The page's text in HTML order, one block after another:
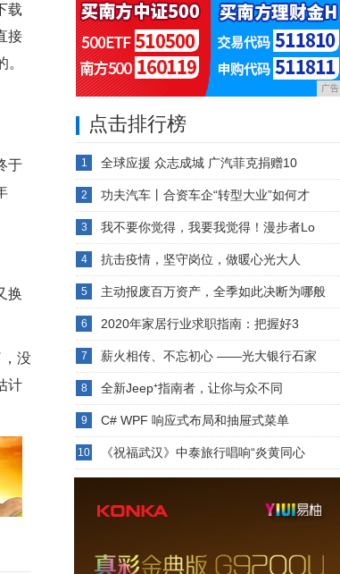
载
接
于
换
，没
计
广告
点击排行榜
1 全球应援 众志成城 广汽菲克捐赠10
2 功夫汽车丨合资车企“转型大业”如何才
3 我不要你觉得，我要我觉得！漫步者Lo
4 抗击疫情，坚守岗位，做暖心光大人
5 主动报废百万资产，全季如此决断为哪般
6 2020年家居行业求职指南：把握好3
7 薪火相传、不忘初心 ——光大银行石家
8 全新Jeep⁺指南者，让你与众不同
9 C# WPF 响应式布局和抽屉式菜单
10 《祝福武汉》中泰旅行唱响“炎黄同心